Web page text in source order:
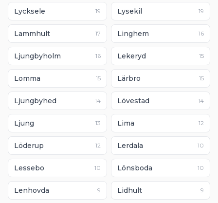
Lycksele 19 Lysekil 19
Lammhult 17 Linghem 16
Ljungbyholm 16 Lekeryd 15
Lomma 15 Lärbro 15
Ljungbyhed 14 Lövestad 14
Ljung 13 Lima 12
Löderup 12 Lerdala 10
Lessebo 10 Lönsboda 10
Lenhovda 9 Lidhult 9